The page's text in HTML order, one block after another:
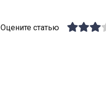
Оцените статью